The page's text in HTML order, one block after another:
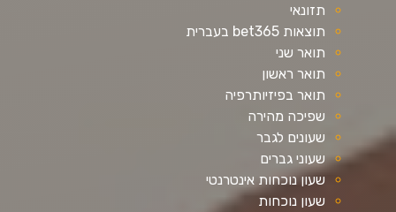
תזונאי
תוצאות bet365 בעברית
תואר שני
תואר ראשון
תואר בפיזיותרפיה
שפיכה מהירה
שעונים לגבר
שעוני גברים
שעון נוכחות אינטרנטי
שעון נוכחות